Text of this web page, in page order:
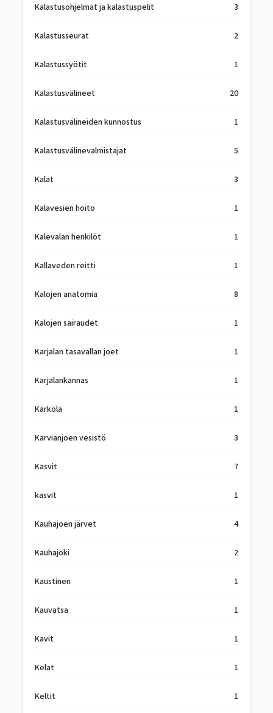
Kalastusohjelmat ja kalastuspelit 3
Kalastusseurat 2
Kalastussyötit 1
Kalastusvälineet 20
Kalastusvälineiden kunnostus 1
Kalastusvälinevalmistajat 5
Kalat 3
Kalavesien hoito 1
Kalevalan henkilöt 1
Kallaveden reitti 1
Kalojen anatomia 8
Kalojen sairaudet 1
Karjalan tasavallan joet 1
Karjalankannas 1
Kärkölä 1
Karvianjoen vesistö 3
Kasvit 7
kasvit 1
Kauhajoen järvet 4
Kauhajoki 2
Kaustinen 1
Kauvatsa 1
Kavit 1
Kelat 1
Keltit 1